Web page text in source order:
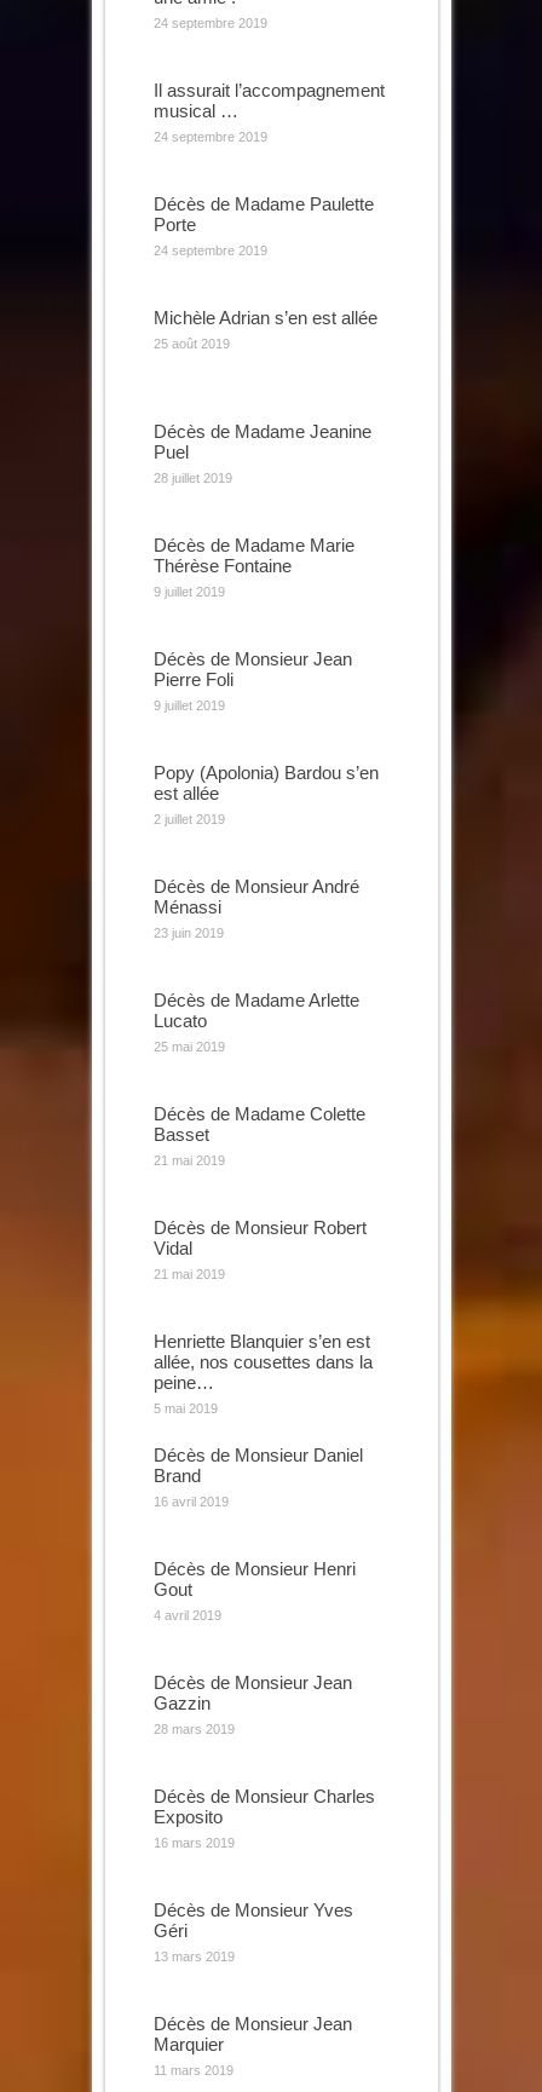
24 septembre 2019
Il assurait l’accompagnement
musical …
24 septembre 2019
Décès de Madame Paulette
Porte
24 septembre 2019
Michèle Adrian s’en est allée
25 août 2019
Décès de Madame Jeanine
Puel
28 juillet 2019
Décès de Madame Marie
Thérèse Fontaine
9 juillet 2019
Décès de Monsieur Jean
Pierre Foli
9 juillet 2019
Popy (Apolonia) Bardou s’en
est allée
2 juillet 2019
Décès de Monsieur André
Ménassi
23 juin 2019
Décès de Madame Arlette
Lucato
25 mai 2019
Décès de Madame Colette
Basset
21 mai 2019
Décès de Monsieur Robert
Vidal
21 mai 2019
Henriette Blanquier s’en est
allée, nos cousettes dans la
peine…
5 mai 2019
Décès de Monsieur Daniel
Brand
16 avril 2019
Décès de Monsieur Henri
Gout
4 avril 2019
Décès de Monsieur Jean
Gazzin
28 mars 2019
Décès de Monsieur Charles
Exposito
16 mars 2019
Décès de Monsieur Yves
Géri
13 mars 2019
Décès de Monsieur Jean
Marquier
11 mars 2019